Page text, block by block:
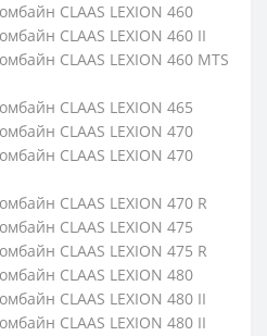
CLAAS LEXION 460
CLAAS LEXION 460 II
CLAAS LEXION 460 MTS
CLAAS LEXION 465
CLAAS LEXION 470
CLAAS LEXION 470
CLAAS LEXION 470 R
CLAAS LEXION 475
CLAAS LEXION 475 R
CLAAS LEXION 480
CLAAS LEXION 480 II
CLAAS LEXION 480 II